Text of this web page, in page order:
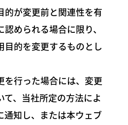
的が変更前と関連性を有
められる場合に限り、
目的を変更するものとし
を行った場合には、変更
て、当社所定の方法によ
通知し、または本ウェブ